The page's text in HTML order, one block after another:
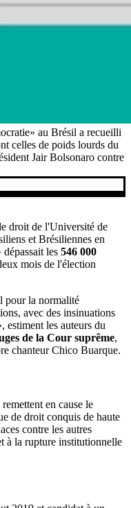
au Brésil a recueilli
celles de poids lourds du
Jair Bolsonaro contre
droit de l'Université de
et Brésiliennes en
les 546 000
mois de l'élection
pour la normalité
avec des insinuations
estiment les auteurs du
de la Cour suprême,
chanteur Chico Buarque.
en cause le
de droit conquis de haute
contre les autres
à la rupture institutionnelle